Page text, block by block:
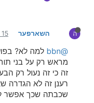
ה השארפער 15 בספט׳ 2022, 8:09
@bbn
למה לא?
מראש רק על בני
זה כי זה נעול רק
רענן זה לא הגדרה
שכבתה שכך אפשר